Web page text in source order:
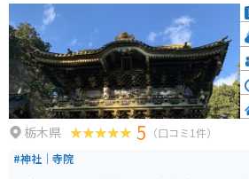
栃木県 5 （口コミ1件）
#神社｜寺院